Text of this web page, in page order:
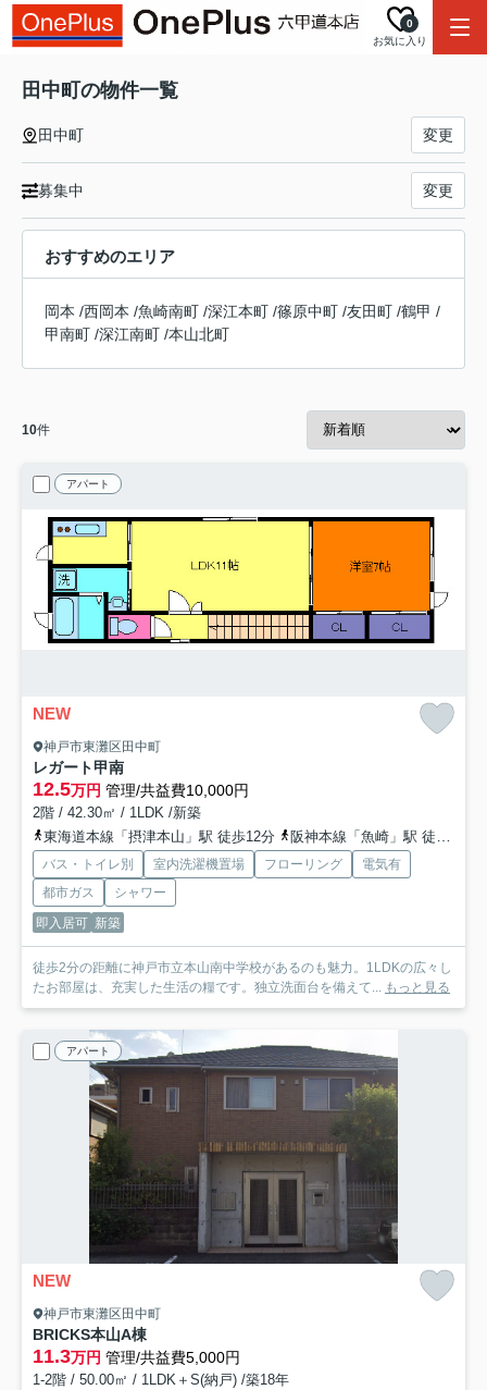
お気に入り
0
田中町の物件一覧
田中町 変更
募集中 変更
おすすめのエリア
岡本 /西岡本 /魚崎南町 /深江本町 /篠原中町 /友田町 /鶴甲 /
甲南町 /深江南町 /本山北町
10件
アパート
NEW
神戸市東灘区田中町
レガート甲南
12.5万円 管理/共益費10,000円
2階 / 42.30㎡ / 1LDK /新築
東海道本線「摂津本山」駅 徒歩12分
阪神本線「魚崎」駅 徒歩18分
バス・トイレ別 室内洗濯機置場 フローリング
電気有
都市ガス
シャワー
即入居可 新築
徒歩2分の距離に神戸市立本山南中学校があるのも魅力。1LDKの広々し
たお部屋は、充実した生活の糧です。独立洗面台を備えて... もっと見る
アパート
NEW
神戸市東灘区田中町
BRICKS本山A棟
11.3万円 管理/共益費5,000円
1-2階 / 50.00㎡ / 1LDK＋S(納戸) /築18年